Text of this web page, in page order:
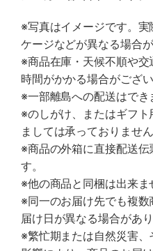
※写真はイメージです。
ケージなどが異なる場合が
※商品在庫・天候不順や
時間がかかる場合がござい
※一部離島への配送はでき
※のしがけ、またはギフ
ましては承っておりませ
※商品の外箱に直接配送
す。
※他の商品と同梱は出来ま
※同一のお届け先でも複
届け日が異なる場合があり
※繁忙期または自然災害